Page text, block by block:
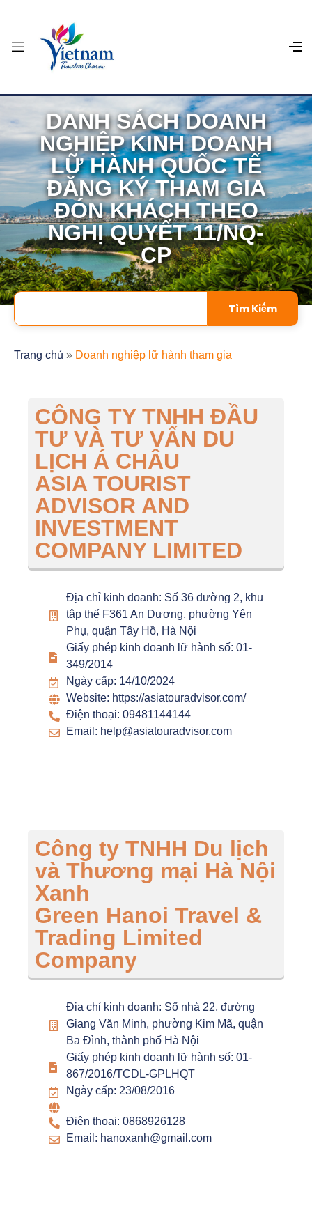
DANH SÁCH DOANH
NGHIỆP KINH DOANH
LỮ HÀNH QUỐC TẾ
ĐĂNG KÝ THAM GIA
ĐÓN KHÁCH THEO
NGHỊ QUYẾT 11/NQ-
CP
Trang chủ » Doanh nghiệp lữ hành tham gia
CÔNG TY TNHH ĐẦU
TƯ VÀ TƯ VẤN DU
LỊCH Á CHÂU
ASIA TOURIST
ADVISOR AND
INVESTMENT
COMPANY LIMITED
Địa chỉ kinh doanh: Số 36 đường 2, khu
tập thể F361 An Dương, phường Yên
Phụ, quận Tây Hồ, Hà Nội
Giấy phép kinh doanh lữ hành số: 01-
349/2014
Ngày cấp: 14/10/2024
Website: https://asiatouradvisor.com/
Điện thoại: 09481144144
Email: help@asiatouradvisor.com
Công ty TNHH Du lịch
và Thương mại Hà Nội
Xanh
Green Hanoi Travel &
Trading Limited
Company
Địa chỉ kinh doanh: Số nhà 22, đường
Giang Văn Minh, phường Kim Mã, quận
Ba Đình, thành phố Hà Nội
Giấy phép kinh doanh lữ hành số: 01-
867/2016/TCDL-GPLHQT
Ngày cấp: 23/08/2016
Điện thoại: 0868926128
Email: hanoxanh@gmail.com